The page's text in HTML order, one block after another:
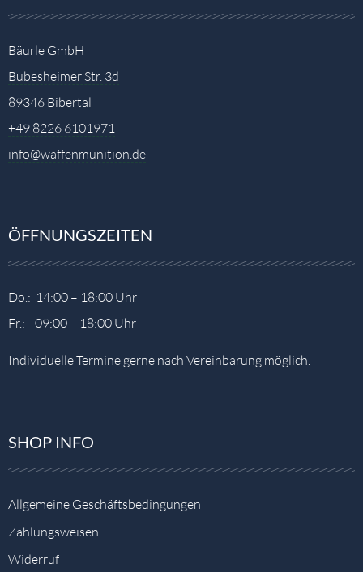
Bäurle GmbH
Bubesheimer Str. 3d
89346 Bibertal
+49 8226 6101971
info@waffenmunition.de
ÖFFNUNGSZEITEN
Do.: 14:00 – 18:00 Uhr
Fr.: 09:00 – 18:00 Uhr
Individuelle Termine gerne nach Vereinbarung möglich.
SHOP INFO
Allgemeine Geschäftsbedingungen
Zahlungsweisen
Widerruf